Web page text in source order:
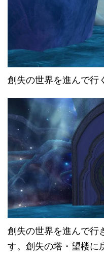
創失の世界を進んで行
創失の世界を進んで行
す。創失の塔・望楼に